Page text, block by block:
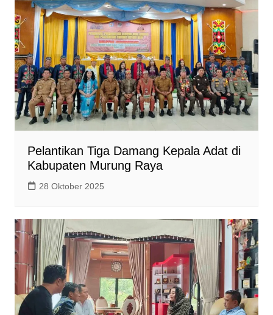
Pelantikan Tiga Damang Kepala Adat di
Kabupaten Murung Raya
28 Oktober 2025